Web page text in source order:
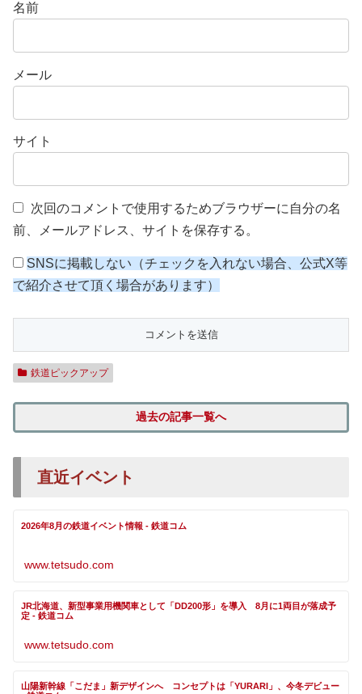
名前
メール
サイト
次回のコメントで使用するためブラウザーに自分の名
前、メールアドレス、サイトを保存する。
SNSに掲載しない（チェックを入れない場合、公式X等
で紹介させて頂く場合があります）
鉄道ピックアップ
過去の記事一覧へ
直近イベント
2026年8月の鉄道イベント情報 - 鉄道コム
www.tetsudo.com
JR北海道、新型事業用機関車として「DD200形」を導入 8月に1両目が落成予
定 - 鉄道コム
www.tetsudo.com
山陽新幹線「こだま」新デザインへ コンセプトは「YURARI」、今冬デビュー